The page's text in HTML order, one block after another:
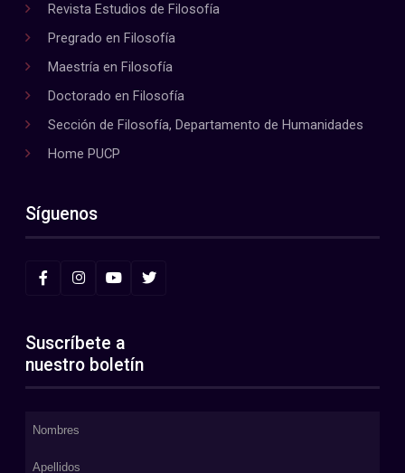
Revista Estudios de Filosofía
Pregrado en Filosofía
Maestría en Filosofía
Doctorado en Filosofía
Sección de Filosofía, Departamento de Humanidades
Home PUCP
Síguenos
Suscríbete a
nuestro boletín